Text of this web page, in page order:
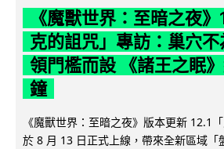
《魔獸世界：至暗之夜
克的詛咒」專訪：巢穴
領門檻而設 《諸王之眠
鐘
《魔獸世界：至暗之夜》版本更新 12.1
於 8 月 13 日正式上線，帶來全新區域「